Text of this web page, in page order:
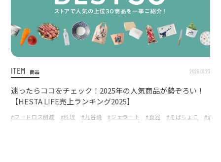
ITEM 商品 2026.01.23
迷ったらココをチェック！2025年の人気商品が勢ぞろい！
【HESTA LIFE売上ランキング2025】
#フードロス削減 #料理 #九谷焼 #ジェラート #食器 #そばちょこ #波佐